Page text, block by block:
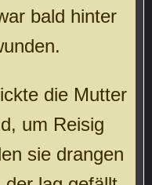
bald hinter
die Mutter
um Reisig
sie drangen